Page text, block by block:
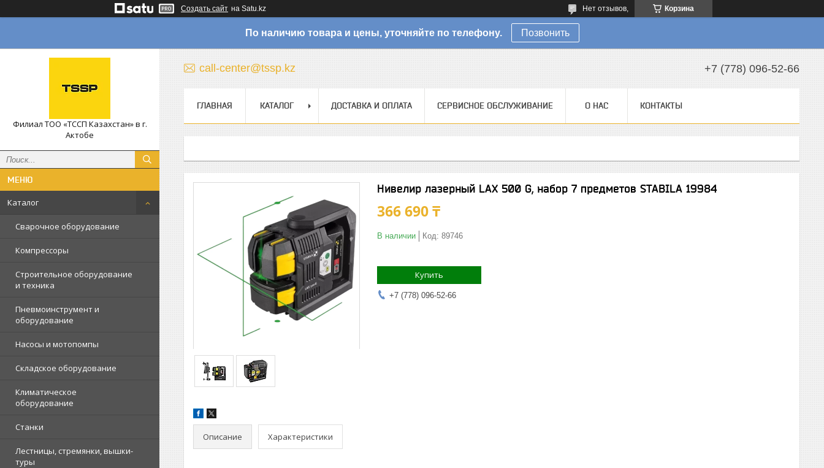
Создать сайт на Satu.kz Корзина
Нет отзывов,
По наличию товара и цены, уточняйте по телефону. Позвонить
Филиал ТОО «ТССП Казахстан» в г.
Актобе
Каталог
Сварочное оборудование
Компрессоры
Строительное оборудование
и техника
Пневмоинструмент и
оборудование
Насосы и мотопомпы
Складское оборудование
Климатическое
оборудование
Станки
Лестницы, стремянки, вышки-
туры
call-center@tssp.kz +7 (778) 096-52-66
ГЛАВНАЯ КАТАЛОГ ДОСТАВКА И ОПЛАТА СЕРВИСНОЕ ОБСЛУЖИВАНИЕ О НАС КОНТАКТЫ
Нивелир лазерный LAX 500 G, набор 7 предметов STABILA 19984
366 690 ₸
В наличии Код: 89746
Купить
+7 (778) 096-52-66
Описание Характеристики